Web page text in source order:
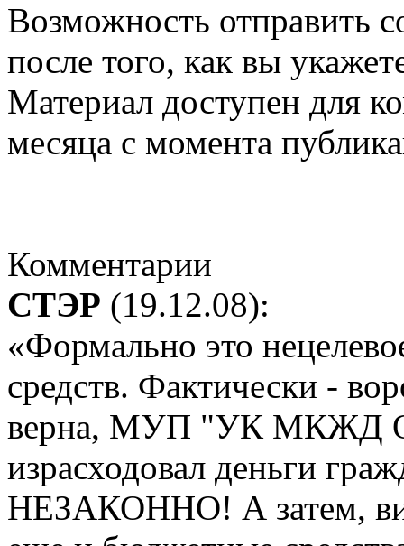
Возможность отправить
после того, как вы
Материал доступен для
месяца с момента
Комментарии
СТЭР (19.12.08):
«Формально это
средств. Фактически -
верна, МУП "УК МКЖД
израсходовал деньги
НЕЗАКОННО! А затем,